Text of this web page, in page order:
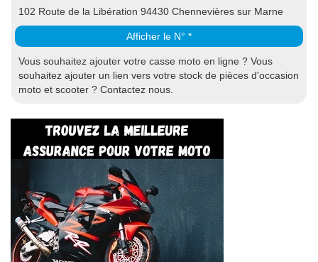
102 Route de la Libération 94430 Chennevières sur Marne
Afficher le N° *
Vous souhaitez ajouter votre casse moto en ligne ? Vous
souhaitez ajouter un lien vers votre stock de pièces d'occasion
moto et scooter ? Contactez nous.